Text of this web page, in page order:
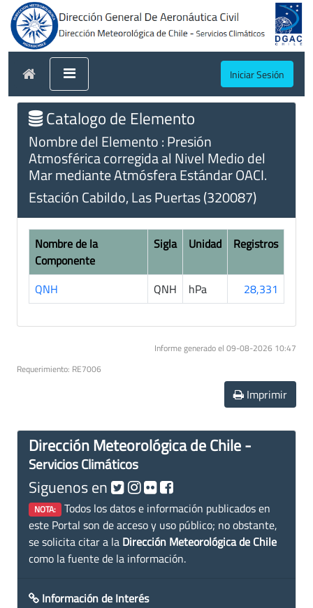
Iniciar Sesión
Catalogo de Elemento
Nombre del Elemento : Presión
Atmosférica corregida al Nivel Medio del
Mar mediante Atmósfera Estándar OACI.
Estación Cabildo, Las Puertas (320087)
Nombre de la
Componente
Sigla Unidad Registros
QNH QNH hPa 28,331
Informe generado el 09-08-2026 10:47
Requerimiento: RE7006
Imprimir
Dirección Meteorológica de Chile -
Servicios Climáticos
Siguenos en
NOTA: Todos los datos e información publicados en
este Portal son de acceso y uso público; no obstante,
se solicita citar a la Dirección Meteorológica de Chile
como la fuente de la información.
Información de Interés